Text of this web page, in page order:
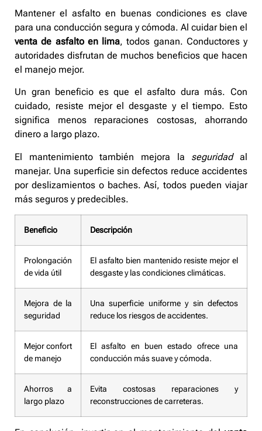
Mantener el asfalto en buenas condiciones es clave
para una conducción segura y cómoda. Al cuidar bien el
venta de asfalto en lima, todos ganan. Conductores y
autoridades disfrutan de muchos beneficios que hacen
el manejo mejor.
Un gran beneficio es que el asfalto dura más. Con
cuidado, resiste mejor el desgaste y el tiempo. Esto
significa menos reparaciones costosas, ahorrando
dinero a largo plazo.
El mantenimiento también mejora la seguridadal
manejar. Una superficie sin defectos reduce accidentes
por deslizamientos o baches. Así, todos pueden viajar
más seguros y predecibles.
Beneficio Descripción
Prolongación
de vida útil
El asfalto bien mantenido resiste mejor el
desgaste y las condiciones climáticas.
Mejora de la
seguridad
Una superficie uniforme y sin defectos
reduce los riesgos de accidentes.
Mejor confort
de manejo
El asfalto en buen estado ofrece una
conducción más suave y cómoda.
Ahorros a
largo plazo
Evita costosas reparaciones y
reconstrucciones de carreteras.